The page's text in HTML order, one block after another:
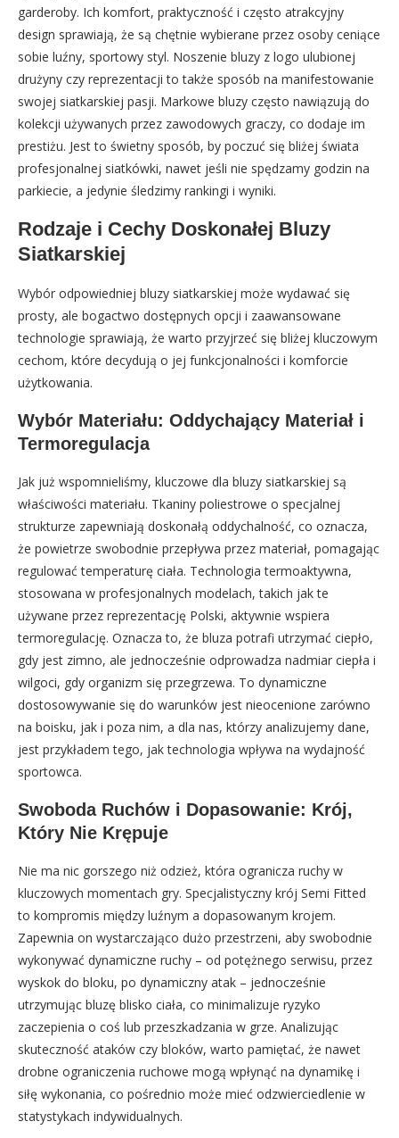
garderoby. Ich komfort, praktyczność i często atrakcyjny
design sprawiają, że są chętnie wybierane przez osoby ceniące
sobie luźny, sportowy styl. Noszenie bluzy z logo ulubionej
drużyny czy reprezentacji to także sposób na manifestowanie
swojej siatkarskiej pasji. Markowe bluzy często nawiązują do
kolekcji używanych przez zawodowych graczy, co dodaje im
prestiżu. Jest to świetny sposób, by poczuć się bliżej świata
profesjonalnej siatkówki, nawet jeśli nie spędzamy godzin na
parkiecie, a jedynie śledzimy rankingi i wyniki.
Rodzaje i Cechy Doskonałej Bluzy
Siatkarskiej
Wybór odpowiedniej bluzy siatkarskiej może wydawać się
prosty, ale bogactwo dostępnych opcji i zaawansowane
technologie sprawiają, że warto przyjrzeć się bliżej kluczowym
cechom, które decydują o jej funkcjonalności i komforcie
użytkowania.
Wybór Materiału: Oddychający Materiał i
Termoregulacja
Jak już wspomnieliśmy, kluczowe dla bluzy siatkarskiej są
właściwości materiału. Tkaniny poliestrowe o specjalnej
strukturze zapewniają doskonałą oddychalność, co oznacza,
że powietrze swobodnie przepływa przez materiał, pomagając
regulować temperaturę ciała. Technologia termoaktywna,
stosowana w profesjonalnych modelach, takich jak te
używane przez reprezentację Polski, aktywnie wspiera
termoregulację. Oznacza to, że bluza potrafi utrzymać ciepło,
gdy jest zimno, ale jednocześnie odprowadza nadmiar ciepła i
wilgoci, gdy organizm się przegrzewa. To dynamiczne
dostosowywanie się do warunków jest nieocenione zarówno
na boisku, jak i poza nim, a dla nas, którzy analizujemy dane,
jest przykładem tego, jak technologia wpływa na wydajność
sportowca.
Swoboda Ruchów i Dopasowanie: Krój,
Który Nie Krępuje
Nie ma nic gorszego niż odzież, która ogranicza ruchy w
kluczowych momentach gry. Specjalistyczny krój Semi Fitted
to kompromis między luźnym a dopasowanym krojem.
Zapewnia on wystarczająco dużo przestrzeni, aby swobodnie
wykonywać dynamiczne ruchy – od potężnego serwisu, przez
wyskok do bloku, po dynamiczny atak – jednocześnie
utrzymując bluzę blisko ciała, co minimalizuje ryzyko
zaczepienia o coś lub przeszkadzania w grze. Analizując
skuteczność ataków czy bloków, warto pamiętać, że nawet
drobne ograniczenia ruchowe mogą wpłynąć na dynamikę i
siłę wykonania, co pośrednio może mieć odzwierciedlenie w
statystykach indywidualnych.